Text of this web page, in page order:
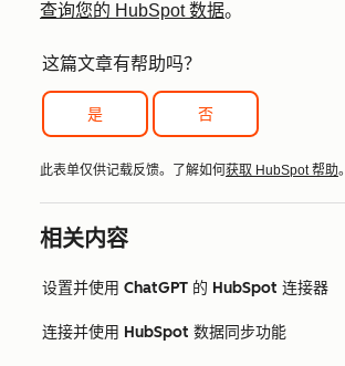
查询您的 HubSpot 数据。
这篇文章有帮助吗？
是 否
此表单仅供记载反馈。了解如何 获取 HubSpot 帮助。
相关内容
设置并使用 ChatGPT 的 HubSpot 连接器
连接并使用 HubSpot 数据同步功能